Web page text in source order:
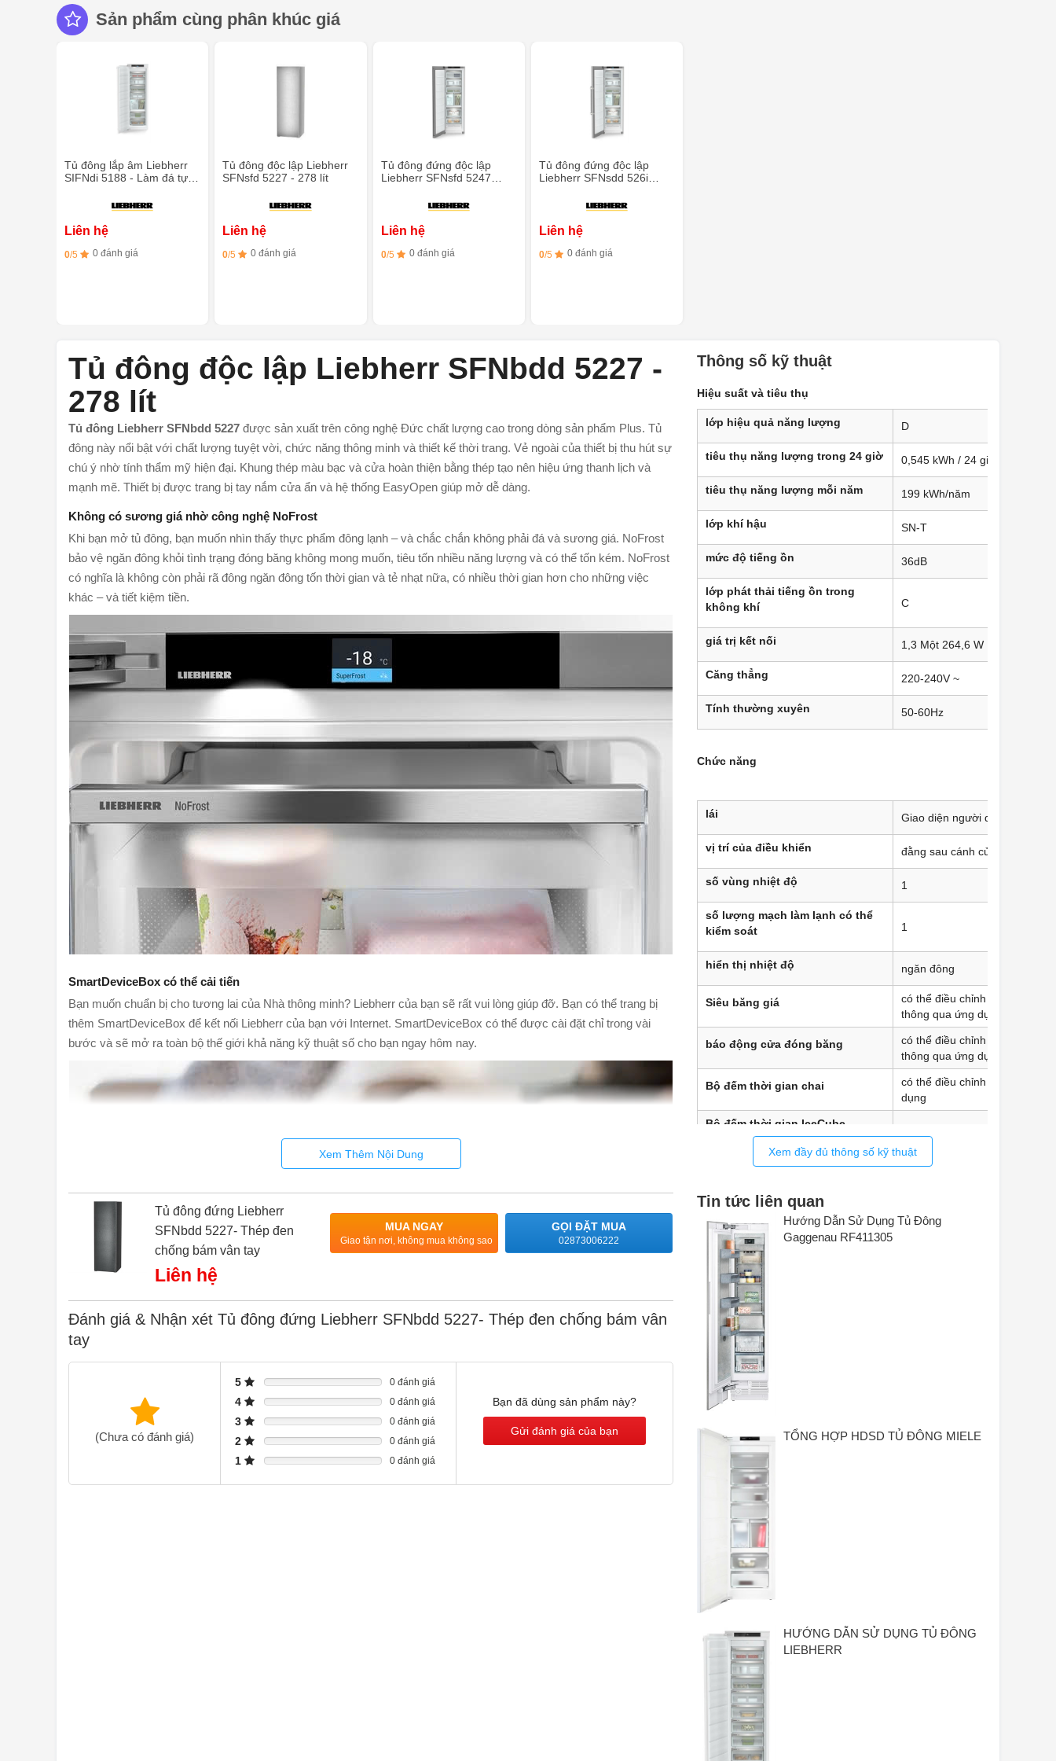
Sản phẩm cùng phân khúc giá
Tủ đông lắp âm Liebherr
SIFNdi 5188 - Làm đá tự
Liên hệ
0/5 0 đánh giá
Tủ đông độc lập Liebherr
SFNsfd 5227 - 278 lít
Liên hệ
0/5 0 đánh giá
Tủ đông đứng độc lập
Liebherr SFNsfd 5247
Liên hệ
0/5 0 đánh giá
Tủ đông đứng độc lập
Liebherr SFNsdd 526i
Liên hệ
0/5 0 đánh giá
Tủ đông độc lập Liebherr SFNbdd 5227 -
278 lít
Tủ đông Liebherr SFNbdd 5227 được sản xuất trên công nghệ Đức chất lượng cao trong dòng sản phẩm Plus. Tủ
đông này nổi bật với chất lượng tuyệt vời, chức năng thông minh và thiết kế thời trang. Vẻ ngoài của thiết bị thu hút sự
chú ý nhờ tính thẩm mỹ hiện đại. Khung thép màu bạc và cửa hoàn thiện bằng thép tạo nên hiệu ứng thanh lịch và
mạnh mẽ. Thiết bị được trang bị tay nắm cửa ẩn và hệ thống EasyOpen giúp mở dễ dàng.
Không có sương giá nhờ công nghệ NoFrost
Khi bạn mở tủ đông, bạn muốn nhìn thấy thực phẩm đông lạnh – và chắc chắn không phải đá và sương giá. NoFrost
bảo vệ ngăn đông khỏi tình trạng đóng băng không mong muốn, tiêu tốn nhiều năng lượng và có thể tốn kém. NoFrost
có nghĩa là không còn phải rã đông ngăn đông tốn thời gian và tẻ nhạt nữa, có nhiều thời gian hơn cho những việc
khác – và tiết kiệm tiền.
SmartDeviceBox có thể cải tiến
Bạn muốn chuẩn bị cho tương lai của Nhà thông minh? Liebherr của bạn sẽ rất vui lòng giúp đỡ. Bạn có thể trang bị
thêm SmartDeviceBox để kết nối Liebherr của bạn với Internet. SmartDeviceBox có thể được cài đặt chỉ trong vài
bước và sẽ mở ra toàn bộ thế giới khả năng kỹ thuật số cho bạn ngay hôm nay.
Bạn có thích sự thanh lịch mát mẻ trong căn bếp của mình không? Nếu có, thì Liebherr với bề mặt SteelFinish chính
Xem Thêm Nội Dung
Tủ đông đứng Liebherr
SFNbdd 5227- Thép đen
chống bám vân tay
Liên hệ
MUA NGAY
Giao tận nơi, không mua không sao
GỌI ĐẶT MUA
02873006222
Đánh giá & Nhận xét Tủ đông đứng Liebherr SFNbdd 5227- Thép đen chống bám vân
tay
(Chưa có đánh giá)
5 0 đánh giá
4 0 đánh giá
3 0 đánh giá
2 0 đánh giá
1 0 đánh giá
Bạn đã dùng sản phẩm này?
Gửi đánh giá của bạn
Thông số kỹ thuật
Hiệu suất và tiêu thụ
lớp hiệu quả năng lượng D
tiêu thụ năng lượng trong 24 giờ 0,545 kWh / 24 giờ
tiêu thụ năng lượng mỗi năm 199 kWh/năm
lớp khí hậu SN-T
mức độ tiếng ồn 36dB ​
lớp phát thải tiếng ồn trong
không khí
C
giá trị kết nối 1,3 Một 264,6 W
Căng thẳng 220-240V ~
Tính thường xuyên 50-60Hz
Chức năng
lái Giao diện người dùng cơ bản
vị trí của điều khiển đằng sau cánh cửa
số vùng nhiệt độ 1
số lượng mạch làm lạnh có thể
kiểm soát
1
hiển thị nhiệt độ ngăn đông
Siêu băng giá
có thể điều chỉnh trên thiết bị
thông qua ứng dụng
báo động cửa đóng băng
có thể điều chỉnh trên thiết bị
thông qua ứng dụng
Bộ đếm thời gian chai
có thể điều chỉnh thông qua
dụng
Bộ đếm thời gian IceCube
Chế độ ban đêm —
dịch vụ Chạm
giải pháp mạng *
Chế độ nghỉ lễ
Ngăn đông
phạm vi nhiệt độ ngăn đông
vị trí ngăn đông
quá trình rã đông
Khả năng đông lạnh trong 24 giờ
sau GS **
số lượng ngăn kéo trong ngăn
trong đó có phần mở rộng dạng
ống kính thiên văn
FrostSafe
ngăn kéo đóng toàn diện với
trước trong suốt
hệ thống kéo ngăn kéo tủ đông
ngăn kéo có chức năng nghiêng
thoải mái
tủ đông chiếu sáng nội thất
Xem đầy đủ thông số kỹ thuật
Tin tức liên quan
Hướng Dẫn Sử Dụng Tủ Đông
Gaggenau RF411305
TỔNG HỢP HDSD TỦ ĐÔNG MIELE
HƯỚNG DẪN SỬ DỤNG TỦ ĐÔNG
LIEBHERR